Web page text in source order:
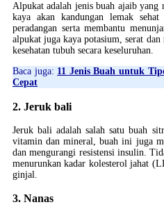
Alpukat adalah jenis buah ajaib yang
kaya akan kandungan lemak
peradangan serta membantu
alpukat juga kaya potasium, serat
kesehatan tubuh secara keseluruhan.
Baca juga: 11 Jenis Buah untuk
Cepat
2. Jeruk bali
Jeruk bali adalah salah satu buah
vitamin dan mineral, buah ini juga
dan mengurangi resistensi insulin.
menurunkan kadar kolesterol jahat
ginjal.
3. Nanas